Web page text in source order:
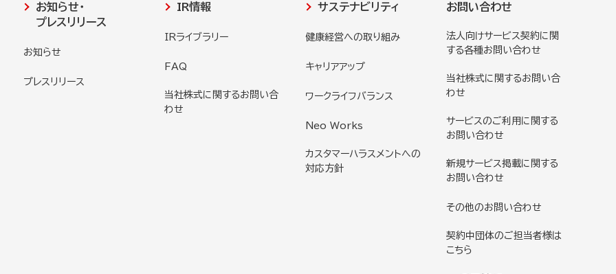
お知らせ・
プレスリリース
お知らせ
プレスリリース
IR情報
IRライブラリー
FAQ
当社株式に関するお問い合
わせ
サステナビリティ
健康経営への取り組み
キャリアアップ
ワークライフバランス
Neo Works
カスタマーハラスメントへの
対応方針
お問い合わせ
法人向けサービス契約に関
する各種お問い合わせ
当社株式に関するお問い合
わせ
サービスのご利用に関する
お問い合わせ
新規サービス掲載に関する
お問い合わせ
その他のお問い合わせ
契約中団体のご担当者様は
こちら